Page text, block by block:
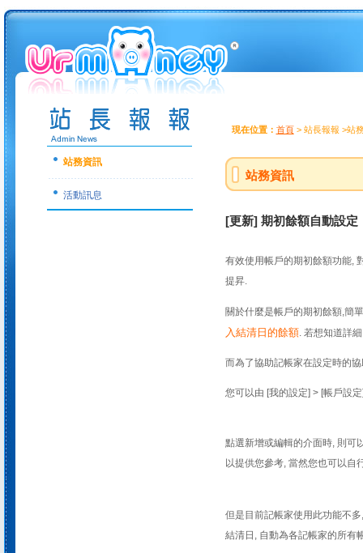
站務資訊
活動訊息
現在位置： 首頁> 站長報報 >站
站務資訊
[更新] 期初餘額自動設定
有效使用帳戶的期初餘額功能,
提昇.
關於什麼是帳戶的期初餘額,簡
入結清日的餘額. 若想知道詳
而為了協助記帳家在設定時的
您可以由 [我的設定] > [帳戶設
點選新增或編輯的介面時, 則可
以提供您參考, 當然您也可以自
但是目前記帳家使用此功能不
結清日, 自動為各記帳家的所有